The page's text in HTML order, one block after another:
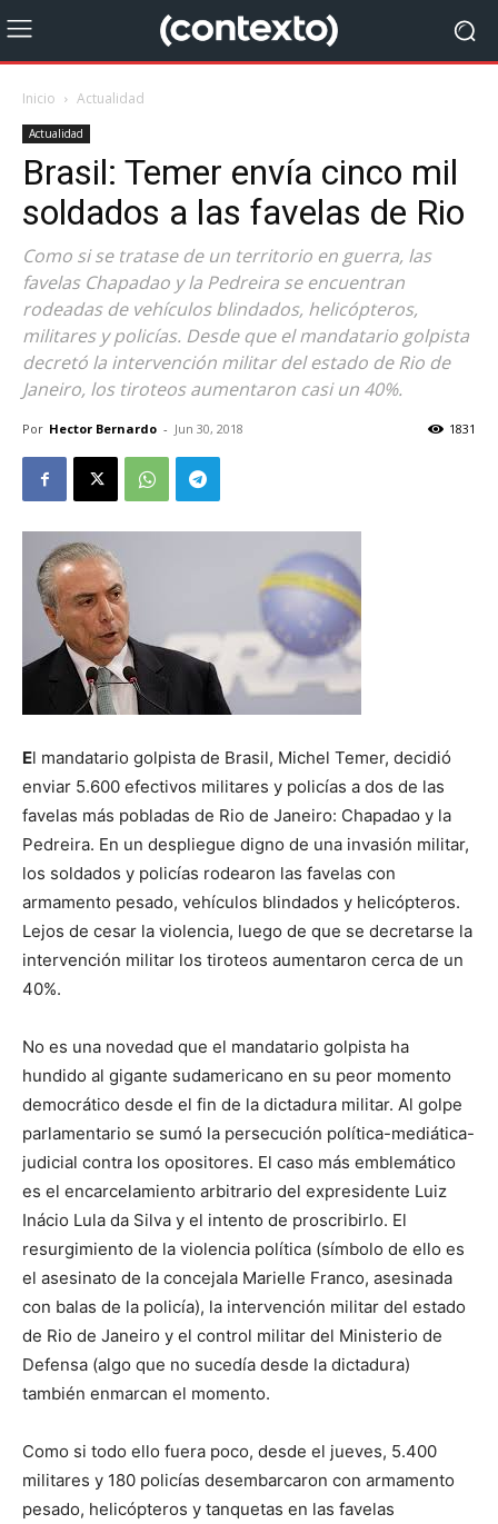
Inicio Actualidad
Actualidad
Brasil: Temer envía cinco mil
soldados a las favelas de Rio
Como si se tratase de un territorio en guerra, las
favelas Chapadao y la Pedreira se encuentran
rodeadas de vehículos blindados, helicópteros,
militares y policías. Desde que el mandatario golpista
decretó la intervención militar del estado de Rio de
Janeiro, los tiroteos aumentaron casi un 40%.
Por Hector Bernardo - Jun 30, 2018 1831
El mandatario golpista de Brasil, Michel Temer, decidió
enviar 5.600 efectivos militares y policías a dos de las
favelas más pobladas de Rio de Janeiro: Chapadao y la
Pedreira. En un despliegue digno de una invasión militar,
los soldados y policías rodearon las favelas con
armamento pesado, vehículos blindados y helicópteros.
Lejos de cesar la violencia, luego de que se decretarse la
intervención militar los tiroteos aumentaron cerca de un
40%.
No es una novedad que el mandatario golpista ha
hundido al gigante sudamericano en su peor momento
democrático desde el fin de la dictadura militar. Al golpe
parlamentario se sumó la persecución política-mediática-
judicial contra los opositores. El caso más emblemático
es el encarcelamiento arbitrario del expresidente Luiz
Inácio Lula da Silva y el intento de proscribirlo. El
resurgimiento de la violencia política (símbolo de ello es
el asesinato de la concejala Marielle Franco, asesinada
con balas de la policía), la intervención militar del estado
de Rio de Janeiro y el control militar del Ministerio de
Defensa (algo que no sucedía desde la dictadura)
también enmarcan el momento.
Como si todo ello fuera poco, desde el jueves, 5.400
militares y 180 policías desembarcaron con armamento
pesado, helicópteros y tanquetas en las favelas